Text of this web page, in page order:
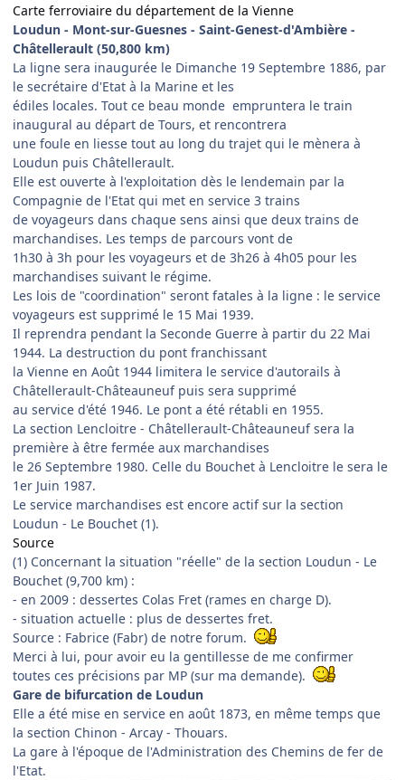
Carte ferroviaire du département de la Vienne
Loudun - Mont-sur-Guesnes - Saint-Genest-d'Ambière -
Châtellerault (50,800 km)
La ligne sera inaugurée le Dimanche 19 Septembre 1886, par
le secrétaire d'Etat à la Marine et les
édiles locales. Tout ce beau monde empruntera le train
inaugural au départ de Tours, et rencontrera
une foule en liesse tout au long du trajet qui le mènera à
Loudun puis Châtellerault.
Elle est ouverte à l'exploitation dès le lendemain par la
Compagnie de l'Etat qui met en service 3 trains
de voyageurs dans chaque sens ainsi que deux trains de
marchandises. Les temps de parcours vont de
1h30 à 3h pour les voyageurs et de 3h26 à 4h05 pour les
marchandises suivant le régime.
Les lois de "coordination" seront fatales à la ligne : le service
voyageurs est supprimé le 15 Mai 1939.
Il reprendra pendant la Seconde Guerre à partir du 22 Mai
1944. La destruction du pont franchissant
la Vienne en Août 1944 limitera le service d'autorails à
Châtellerault-Châteauneuf puis sera supprimé
au service d'été 1946. Le pont a été rétabli en 1955.
La section Lencloitre - Châtellerault-Châteauneuf sera la
première à être fermée aux marchandises
le 26 Septembre 1980. Celle du Bouchet à Lencloitre le sera le
1er Juin 1987.
Le service marchandises est encore actif sur la section
Loudun - Le Bouchet (1).
Source
(1) Concernant la situation "réelle" de la section Loudun - Le
Bouchet (9,700 km) :
- en 2009 : dessertes Colas Fret (rames en charge D).
- situation actuelle : plus de dessertes fret.
Source : Fabrice (Fabr) de notre forum.
Merci à lui, pour avoir eu la gentillesse de me confirmer
toutes ces précisions par MP (sur ma demande).
Gare de bifurcation de Loudun
Elle a été mise en service en août 1873, en même temps que
la section Chinon - Arcay - Thouars.
La gare à l'époque de l'Administration des Chemins de fer de
l'Etat.